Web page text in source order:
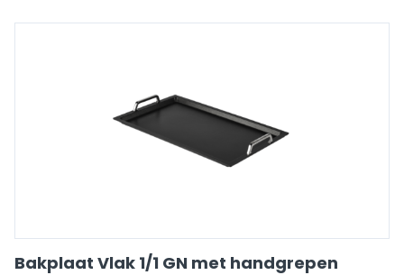
Bakplaat Vlak 1/1 GN met handgrepen